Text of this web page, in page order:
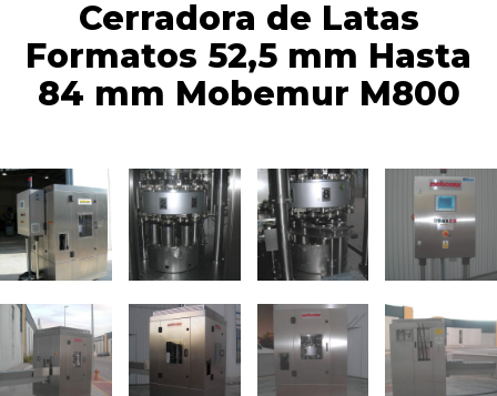
Cerradora de Latas
Formatos 52,5 mm Hasta
84 mm Mobemur M800